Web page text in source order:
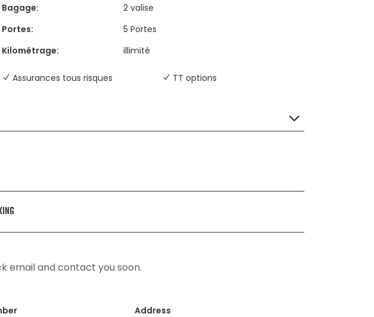
Bagage:
2 valise
Portes:
5 Portes
Kilométrage:
illimité
Assurances tous risques TT options
email and contact you soon.
Address